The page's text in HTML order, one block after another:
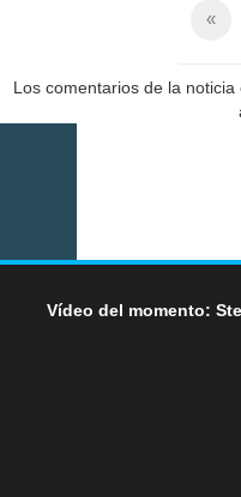
«
Los comentarios de la
Vídeo del momento: